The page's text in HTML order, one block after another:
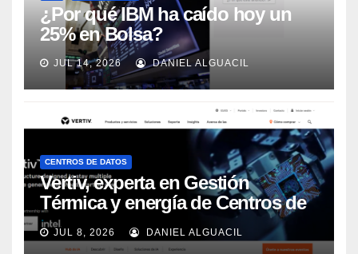
¿Por qué IBM ha caído hoy un
25% en Bolsa?
JUL 14, 2026 DANIEL ALGUACIL
CENTROS DE DATOS
Vertiv, experta en Gestión
Térmica y energía de Centros de
Datos, sigue su crecimiento
imparable
JUL 8, 2026 DANIEL ALGUACIL